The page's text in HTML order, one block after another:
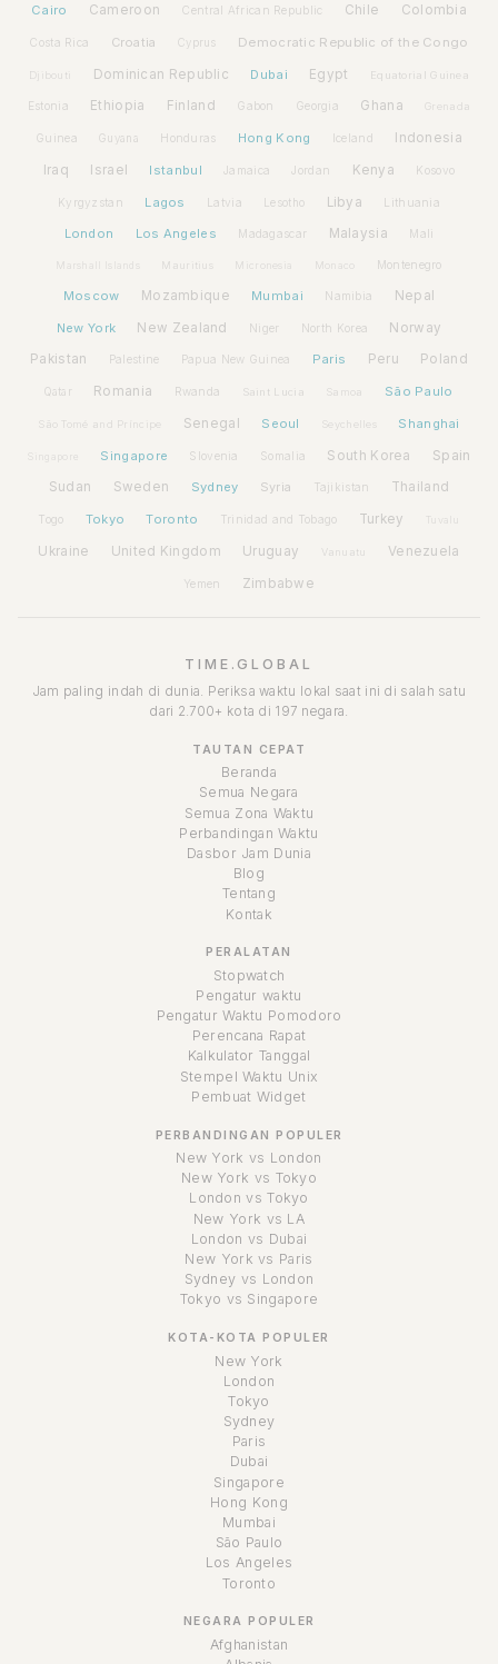
Cairo Cameroon Central African Republic Chile Colombia
Costa Rica Croatia Cyprus Democratic Republic of the Congo
Djibouti Dominican Republic Dubai Egypt Equatorial Guinea
Estonia Ethiopia Finland Gabon Georgia Ghana Grenada
Guinea Guyana Honduras Hong Kong Iceland Indonesia
Iraq Israel Istanbul Jamaica Jordan Kenya Kosovo
Kyrgyzstan Lagos Latvia Lesotho Libya Lithuania
London Los Angeles Madagascar Malaysia Mali
Marshall Islands Mauritius Micronesia Monaco Montenegro
Moscow Mozambique Mumbai Namibia Nepal
New York New Zealand Niger North Korea Norway
Pakistan Palestine Papua New Guinea Paris Peru Poland
Qatar Romania Rwanda Saint Lucia Samoa São Paulo
São Tomé and Príncipe Senegal Seoul Seychelles Shanghai
Singapore Slovenia Somalia South Korea Spain
Sudan Sweden Sydney Syria Tajikistan Thailand
Togo Tokyo Toronto Trinidad and Tobago Turkey Tuvalu
Ukraine United Kingdom Uruguay Vanuatu Venezuela
Yemen Zimbabwe
TIME.GLOBAL
Jam paling indah di dunia. Periksa waktu lokal saat ini di salah satu
dari 2.700+ kota di 197 negara.
TAUTAN CEPAT
Beranda
Semua Negara
Semua Zona Waktu
Perbandingan Waktu
Dasbor Jam Dunia
Blog
Tentang
Kontak
PERALATAN
Stopwatch
Pengatur waktu
Pengatur Waktu Pomodoro
Perencana Rapat
Kalkulator Tanggal
Stempel Waktu Unix
Pembuat Widget
PERBANDINGAN POPULER
New York vs London
New York vs Tokyo
London vs Tokyo
New York vs LA
London vs Dubai
New York vs Paris
Sydney vs London
Tokyo vs Singapore
KOTA-KOTA POPULER
New York
London
Tokyo
Sydney
Paris
Dubai
Singapore
Hong Kong
Mumbai
São Paulo
Los Angeles
Toronto
NEGARA POPULER
Afghanistan